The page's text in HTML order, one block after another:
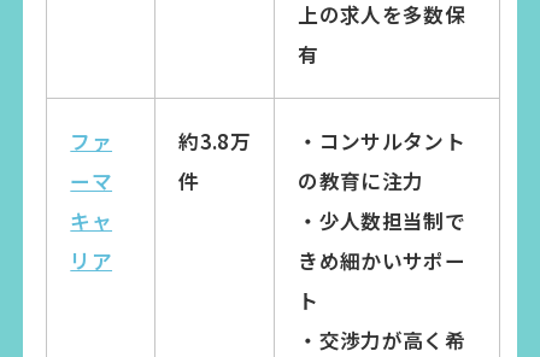
上の求人を多数保
有
ファ
ーマ
キャ
リア
約3.8万
件
・コンサルタント
の教育に注力
・少人数担当制で
きめ細かいサポー
ト
・交渉力が高く希